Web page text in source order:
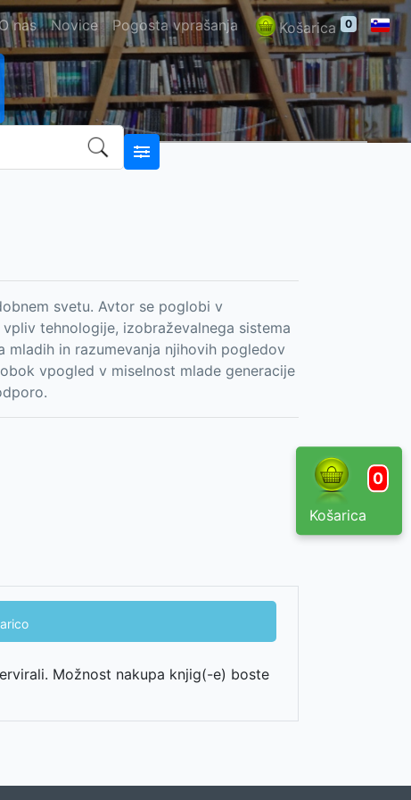
O nas Novice Pogosta vprašanja Košarica 0
0
Košarica
svetu. Avtor se poglobi v
tehnologije, izobraževalnega sistema
mladih in razumevanja njihovih pogledov
vpogled v miselnost mlade generacije
Možnost nakupa knjig(-e) boste